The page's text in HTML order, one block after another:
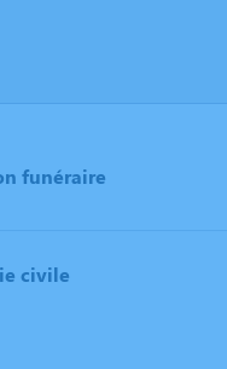
funéraire
civile